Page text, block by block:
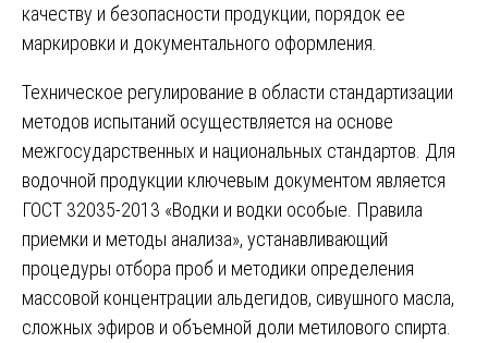
качеству и безопасности продукции, порядок ее
маркировки и документального оформления.
Техническое регулирование в области стандартизации
методов испытаний осуществляется на основе
межгосударственных и национальных стандартов. Для
водочной продукции ключевым документом является
ГОСТ 32035-2013 «Водки и водки особые. Правила
приемки и методы анализа», устанавливающий
процедуры отбора проб и методики определения
массовой концентрации альдегидов, сивушного масла,
сложных эфиров и объемной доли метилового спирта.